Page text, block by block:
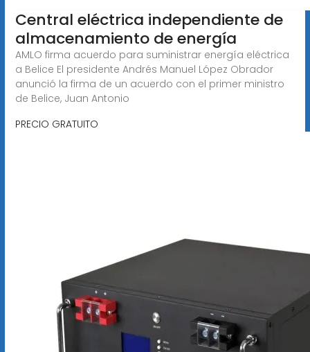
Central eléctrica independiente de
almacenamiento de energía
AMLO firma acuerdo para suministrar energía eléctrica
a Belice El presidente Andrés Manuel López Obrador
anunció la firma de un acuerdo con el primer ministro
de Belice, Juan Antonio
PRECIO GRATUITO